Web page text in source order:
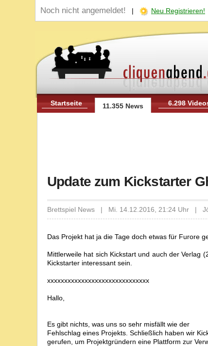
Noch nicht angemeldet! | Neu Registrieren!
Startseite 11.355 News 6.298
Update zum Kickstarter
Brettspiel News | Mi. 14.12.2016, 21:24 Uhr |
Das Projekt hat ja die Tage doch etwas für Furore
Mittlerweile hat sich Kickstart und auch der Verlag
Kickstarter interessant sein.
xxxxxxxxxxxxxxxxxxxxxxxxxxxxxx
Hallo,
Es gibt nichts, was uns so sehr misfällt wie der
Fehlschlag eines Projekts. Schließlich haben wir
gerufen, um Projektgründern eine Plattform zur